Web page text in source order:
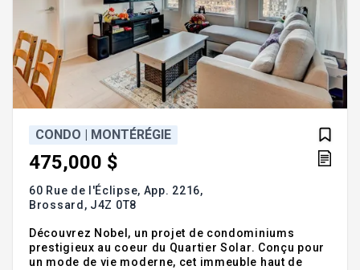
CONDO | MONTÉRÉGIE
475,000 $
60 Rue de l'Éclipse, App. 2216,
Brossard, J4Z 0T8
Découvrez Nobel, un projet de condominiums
prestigieux au coeur du Quartier Solar. Conçu pour
un mode de vie moderne, cet immeuble haut de